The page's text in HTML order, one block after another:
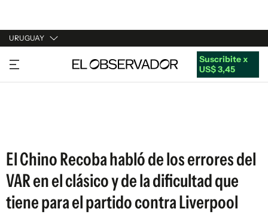
URUGUAY
URUGUAY
ARGENTINA
Suscribite x
US$ 3,45
El Chino Recoba habló de los errores del
VAR en el clásico y de la dificultad que
tiene para el partido contra Liverpool